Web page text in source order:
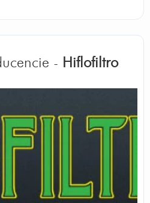
- Hiflofiltro